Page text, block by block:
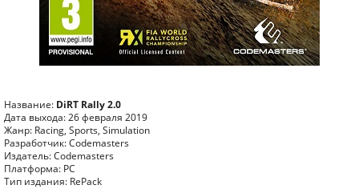
Название: DiRT Rally 2.0
Дата выхода: 26 февраля 2019
Жанр: Racing, Sports, Simulation
Разработчик: Codemasters
Издатель: Codemasters
Платформа: PC
Тип издания: RePack